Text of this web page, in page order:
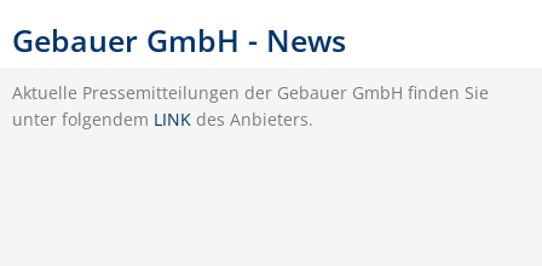
Gebauer GmbH - News
Aktuelle Pressemitteilungen der Gebauer GmbH finden Sie
unter folgendem LINK des Anbieters.